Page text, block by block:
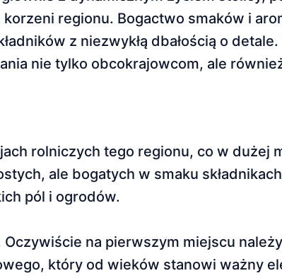
regionu. Bogactwo smaków i
z niezwykłą dbałością o
nie tylko obcokrajowcom, ale
rolniczych tego regionu, co w dużej
ale bogatych w smaku
pól i ogrodów.
na pierwszym miejscu
który od wieków stanowi ważny